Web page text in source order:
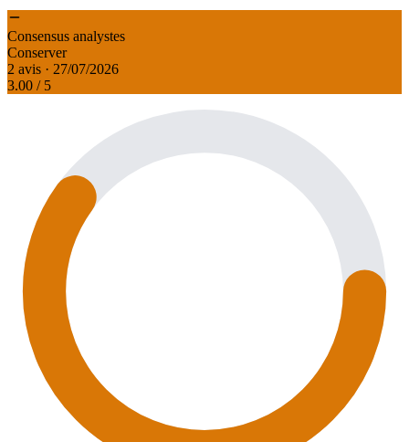
Consensus analystes
Conserver
2 avis · 27/07/2026
3.00 / 5